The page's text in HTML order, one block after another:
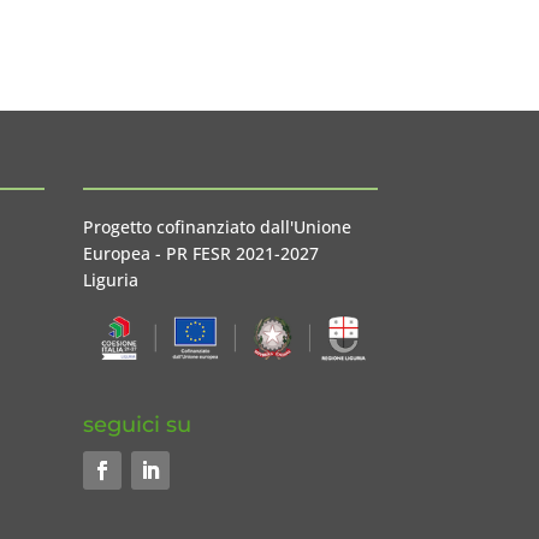
Progetto cofinanziato dall'Unione
Europea - PR FESR 2021-2027
Liguria
seguici su